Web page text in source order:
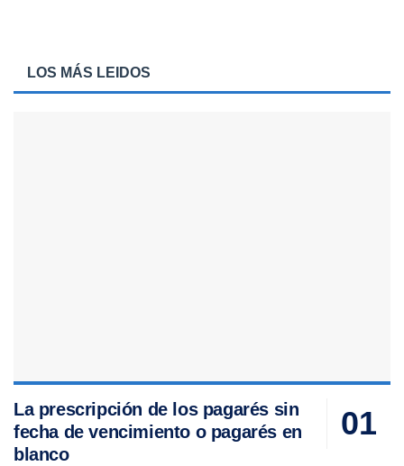
LOS MÁS LEIDOS
La prescripción de los pagarés sin
fecha de vencimiento o pagarés en
blanco